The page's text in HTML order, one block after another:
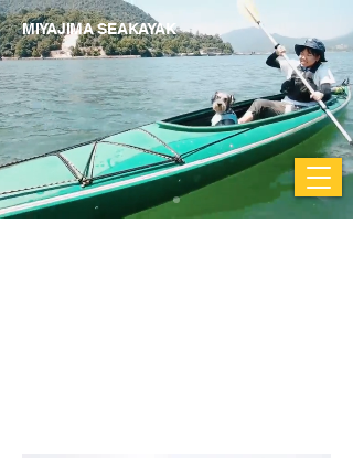
MIYAJIMA SEAKAYAK